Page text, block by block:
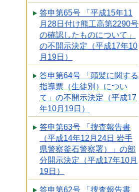
答申第65号 「平成15年11
月28日付け熊工高第2290号
の確認したものについて」
の不開示決定（平成17年10
月19日）
答申第64号 「頭髪に関する
指導票（生徒別）につい
て」の不開示決定（平成17
年10月19日）
答申第63号 「捜査報告書
（平成14年12月24日 岩手
県警察釜石警察署）」の部
分開示決定（平成17年10月
19日）
答申第62号 「捜査報告書